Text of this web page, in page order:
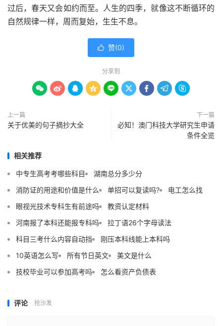
过后，春天又会如约而至。人生的四季，就像这不断循环的
自然规律一样，周而复始，生生不息。
 赞(0)
分享到
        
上一篇
关于优美的句子摘抄大全
下一篇
必知！澳门科技大学研究生申请
条件全览
相关推荐
中专生高考考哪些科目
湖南总分多少分
消防证的用途和价值是什么
单招可以复读吗?
电工怎么找
眼视光技术专科生有前途吗
教资认定材料
河南报了本科还能报专科吗
拉丁语26个字母读法
科目三考什么内容自动挡
刚压本科线能上本科吗
10英语怎么写
所有节日英文
美文是什么
技校毕业可以参加高考吗
怎么看资产负债表
评论 抢沙发